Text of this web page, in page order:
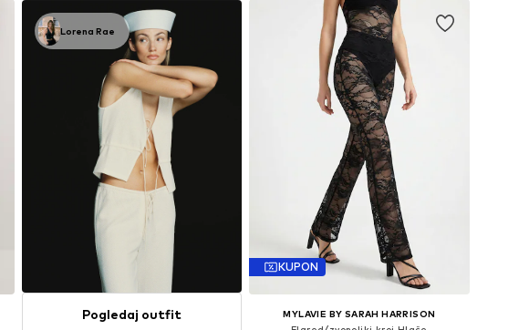
Lorena Rae
Pogledaj outfit
KUPON
MYLAVIE BY SARAH HARRISON